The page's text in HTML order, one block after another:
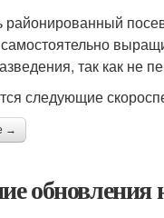
районированный
так как не
следующие
→
обновления